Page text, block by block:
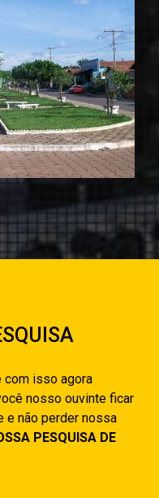
com isso agora
nosso ouvinte ficar
e não perder nossa
PESQUISA DE